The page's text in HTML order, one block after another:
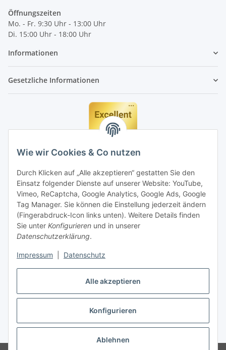
Alle akzeptieren
Konfigurieren
Ablehnen
Wie wir Cookies & Co nutzen
Durch Klicken auf „Alle akzeptieren“ gestatten Sie den
Einsatz folgender Dienste auf unserer Website: YouTube,
Vimeo, ReCaptcha, Google Analytics, Google Ads, Google
Tag Manager. Sie können die Einstellung jederzeit ändern
(Fingerabdruck-Icon links unten). Weitere Details finden
Sie unter Konfigurieren und in unserer
Datenschutzerklärung.
Impressum Datenschutz
Öffnungszeiten
Mo. - Fr. 9:30 Uhr - 13:00 Uhr
Di. 15:00 Uhr - 18:00 Uhr
Informationen
Gesetzliche Informationen
Vertrag widerrufen
* Alle Preise inkl. gesetzlicher MwSt., zzgl.Versand